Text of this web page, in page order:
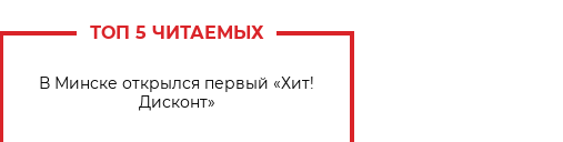
ТОП 5 ЧИТАЕМЫХ
В Минске открылся первый «Хит!
Дисконт»